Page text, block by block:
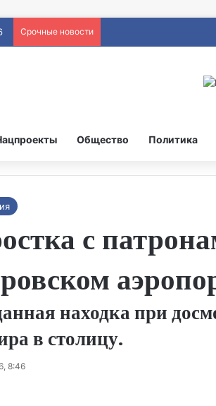
Срочные новости
Общество Политика
с
находка при
в столицу.
8:46